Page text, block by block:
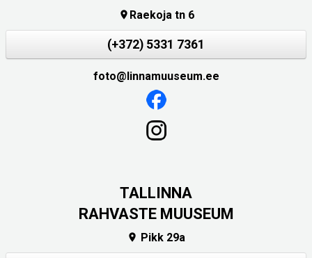
 Raekoja tn 6
(+372) 5331 7361
foto@linnamuuseum.ee
TALLINNA
RAHVASTE MUUSEUM
 Pikk 29a